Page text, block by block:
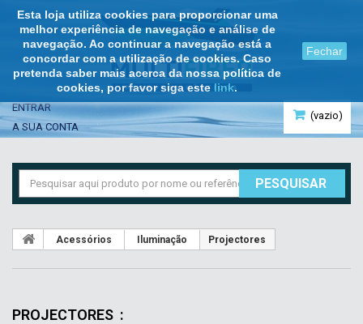
Esta loja utiliza cookies para proporcionar uma
melhor experiência de navegação e análise de
navegação. Ao continuar a navegação está a
concordar com a utilização de cookies. Caso
pretenda saber mais acerca da nossa política de
cookies, por favor siga este link.
Fechar
(vazio)
ENTRAR
A SUA CONTA
PESQUISAR
Acessórios Iluminação Projectores
PROJECTORES :